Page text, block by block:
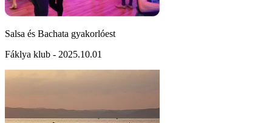
Salsa és Bachata gyakorlóest
Fáklya klub - 2025.10.01